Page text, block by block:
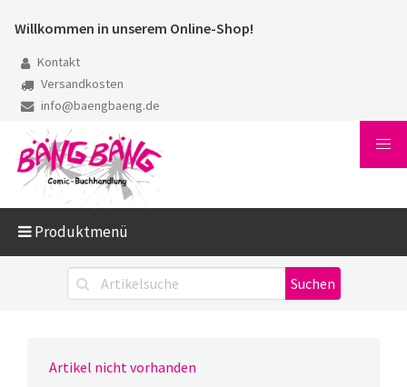
Willkommen in unserem Online-Shop!
Kontakt
Versandkosten
info@baengbaeng.de
Produktmenü
Artikel nicht vorhanden